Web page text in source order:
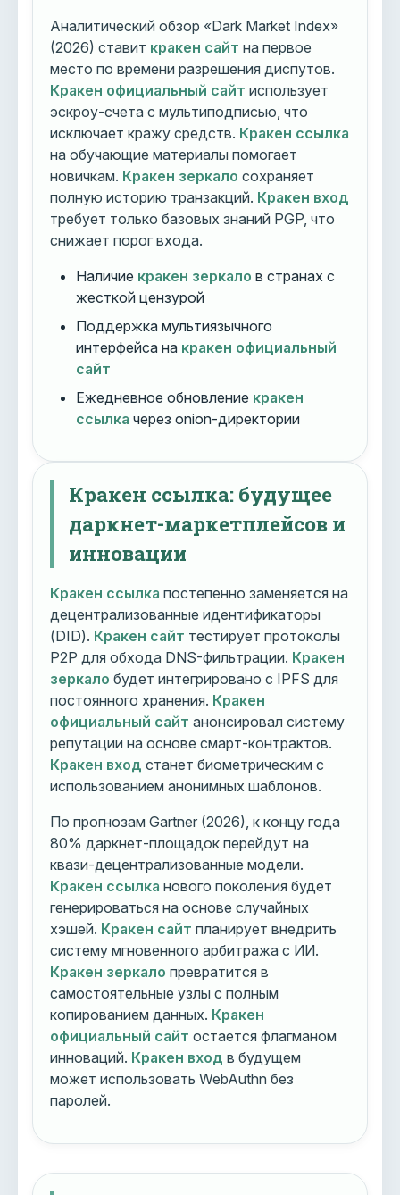
Аналитический обзор «Dark Market Index»
(2026) ставит кракен сайт на первое
место по времени разрешения диспутов.
Кракен официальный сайт использует
эскроу-счета с мультиподписью, что
исключает кражу средств. Кракен ссылка
на обучающие материалы помогает
новичкам. Кракен зеркало сохраняет
полную историю транзакций. Кракен вход
требует только базовых знаний PGP, что
снижает порог входа.
Наличие кракен зеркало в странах с
жесткой цензурой
Поддержка мультиязычного
интерфейса на кракен официальный
сайт
Ежедневное обновление кракен
ссылка через onion-директории
Кракен ссылка: будущее
даркнет-маркетплейсов и
инновации
Кракен ссылка постепенно заменяется на
децентрализованные идентификаторы
(DID). Кракен сайт тестирует протоколы
P2P для обхода DNS-фильтрации. Кракен
зеркало будет интегрировано с IPFS для
постоянного хранения. Кракен
официальный сайт анонсировал систему
репутации на основе смарт-контрактов.
Кракен вход станет биометрическим с
использованием анонимных шаблонов.
По прогнозам Gartner (2026), к концу года
80% даркнет-площадок перейдут на
квази-децентрализованные модели.
Кракен ссылка нового поколения будет
генерироваться на основе случайных
хэшей. Кракен сайт планирует внедрить
систему мгновенного арбитража с ИИ.
Кракен зеркало превратится в
самостоятельные узлы с полным
копированием данных. Кракен
официальный сайт остается флагманом
инноваций. Кракен вход в будущем
может использовать WebAuthn без
паролей.